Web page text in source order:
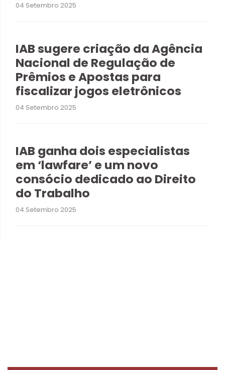
04 Setembro 2025
IAB sugere criação da Agência
Nacional de Regulação de
Prêmios e Apostas para
fiscalizar jogos eletrônicos
04 Setembro 2025
IAB ganha dois especialistas
em ‘lawfare’ e um novo
consócio dedicado ao Direito
do Trabalho
04 Setembro 2025